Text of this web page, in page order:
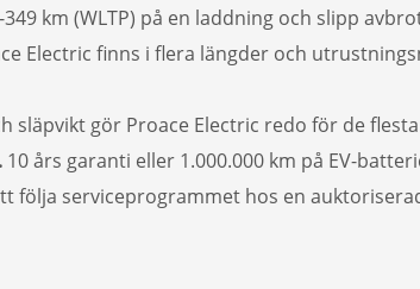
km (WLTP) på en laddning och slipp
Electric finns i flera längder och
släpvikt gör Proace Electric redo för de
10 års garanti eller 1.000.000 km på EV-
följa serviceprogrammet hos en